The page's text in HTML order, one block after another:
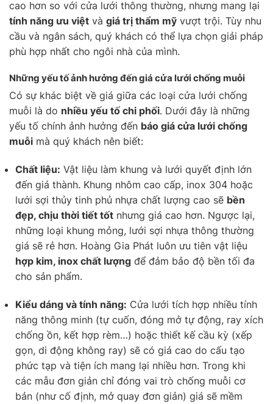
cao hơn so với cửa lưới thông thường, nhưng mang lại
tính năng ưu việt và giá trị thẩm mỹ vượt trội. Tùy nhu
cầu và ngân sách, quý khách có thể lựa chọn giải pháp
phù hợp nhất cho ngôi nhà của mình.
Những yếu tố ảnh hưởng đến giá cửa lưới chống muỗi
Có sự khác biệt về giá giữa các loại cửa lưới chống
muỗi là do nhiều yếu tố chi phối. Dưới đây là những
yếu tố chính ảnh hưởng đến báo giá cửa lưới chống
muỗi mà quý khách nên biết:
Chất liệu: Vật liệu làm khung và lưới quyết định lớn
đến giá thành. Khung nhôm cao cấp, inox 304 hoặc
lưới sợi thủy tinh phủ nhựa chất lượng cao sẽ bền
đẹp, chịu thời tiết tốt nhưng giá cao hơn. Ngược lại,
những loại khung mỏng, lưới sợi nhựa thông thường
giá sẽ rẻ hơn. Hoàng Gia Phát luôn ưu tiên vật liệu
hợp kim, inox chất lượng để đảm bảo độ bền tối đa
cho sản phẩm.
Kiểu dáng và tính năng: Cửa lưới tích hợp nhiều tính
năng thông minh (tự cuốn, đóng mở tự động, ray xích
chống ồn, kết hợp rèm…) hoặc thiết kế cầu kỳ (xếp
gọn, di động không ray) sẽ có giá cao do cấu tạo
phức tạp và tiện ích mang lại nhiều hơn. Trong khi
các mẫu đơn giản chỉ đóng vai trò chống muỗi cơ
bản (như cố định, mở quay đơn giản) giá sẽ mềm